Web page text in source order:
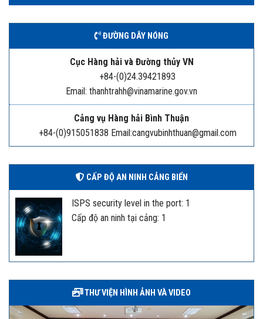
ĐƯỜNG DÂY NÓNG
Cục Hàng hải và Đường thủy VN
+84-(0)24.39421893
Email: thanhtrahh@vinamarine.gov.vn
Cảng vụ Hàng hải Bình Thuận
+84-(0)915051838 Email:cangvubinhthuan@gmail.com
CẤP ĐỘ AN NINH CẢNG BIỂN
ISPS security level in the port: 1
Cấp độ an ninh tại cảng: 1
THƯ VIỆN HÌNH ẢNH VÀ VIDEO